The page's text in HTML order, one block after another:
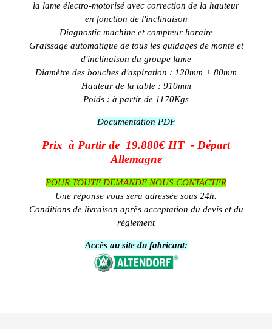
la lame électro-motorisé avec correction de la hauteur
en fonction de l'inclinaison
Diagnostic machine et compteur horaire
Graissage automatique de tous les guidages de monté et
d'inclinaison du groupe lame
Diamètre des bouches d'aspiration : 120mm + 80mm
Hauteur de la table : 910mm
Poids : à partir de 1170Kgs
Documentation PDF
Prix à Partir de 19.880€ HT - Départ
Allemagne
POUR TOUTE DEMANDE NOUS CONTACTER
Une réponse vous sera adressée sous 24h.
Conditions de livraison après acceptation du devis et du
règlement
Accès au site du fabricant: